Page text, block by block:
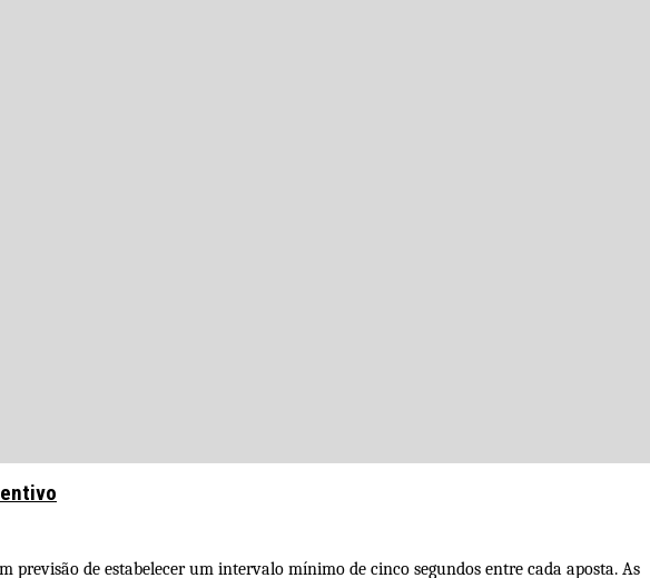
previsão de estabelecer um intervalo mínimo de cinco segundos entre cada aposta. As